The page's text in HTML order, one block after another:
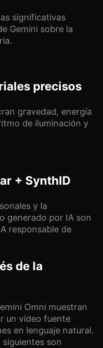
significativas
Gemini sobre la
precisos
gravedad, energía
de iluminación y
+ SynthID
y la
generado por IA son
responsable de
de la
Omni muestran
un vídeo fuente
en lenguaje natural.
son